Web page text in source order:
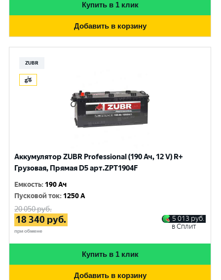
Купить в 1 клик
Добавить в корзину
ZUBR
Аккумулятор ZUBR Professional (190 Ач, 12 V) R+
Грузовая, Прямая D5 арт.ZPT1904F
Емкость: 190 Ач
Пусковой ток: 1250 A
20 050руб.
18 340 руб.
при обмене
5 013 руб.
в Сплит
Купить в 1 клик
Добавить в корзину